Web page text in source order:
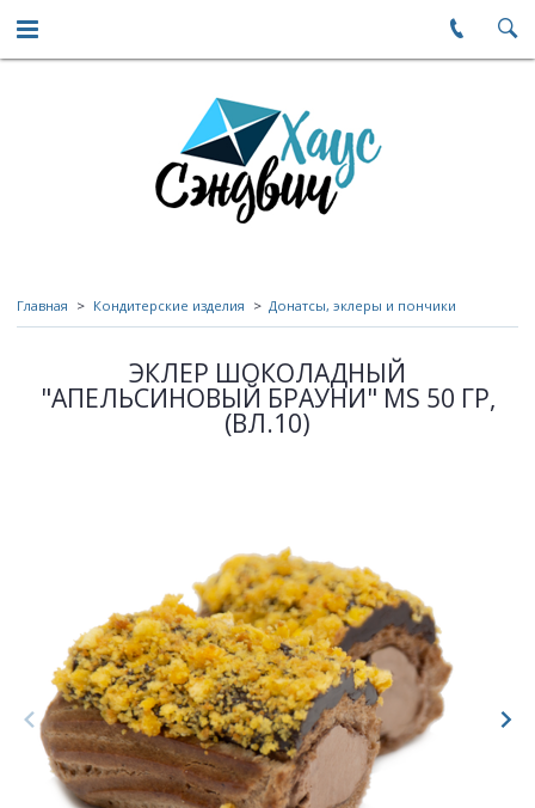
Главная Кондитерские изделия Донатсы, эклеры и пончики
ЭКЛЕР ШОКОЛАДНЫЙ
"АПЕЛЬСИНОВЫЙ БРАУНИ" MS 50 ГР,
(ВЛ.10)